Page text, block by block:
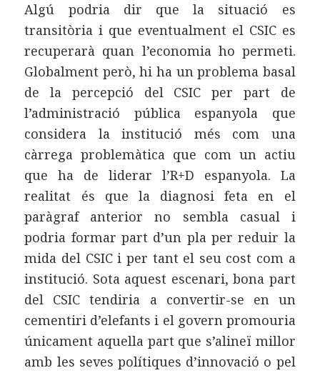
Algú podria dir que la situació es
transitòria i que eventualment el CSIC es
recuperarà quan l’economia ho permeti.
Globalment però, hi ha un problema basal
de la percepció del CSIC per part de
l’administració pública espanyola que
considera la institució més com una
càrrega problemàtica que com un actiu
que ha de liderar l’R+D espanyola. La
realitat és que la diagnosi feta en el
paràgraf anterior no sembla casual i
podria formar part d’un pla per reduir la
mida del CSIC i per tant el seu cost com a
institució. Sota aquest escenari, bona part
del CSIC tendiria a convertir-se en un
cementiri d’elefants i el govern promouria
únicament aquella part que s’alineï millor
amb les seves polítiques d’innovació o pel